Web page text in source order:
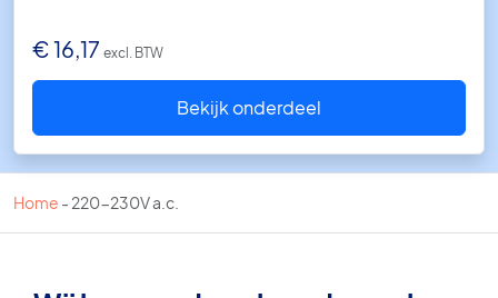
€16,17 excl. BTW
Bekijk onderdeel
Home - 220-230V a.c.